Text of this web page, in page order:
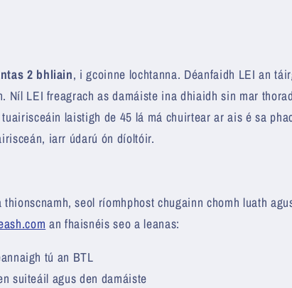
2 bhliain, i gcoinne lochtanna. Déanfaidh LEI an
Níl LEI freagrach as damáiste ina dhiaidh sin mar
laistigh de 45 lá má chuirtear ar ais é sa
iarr údarú ón díoltóir.
thionscnamh, seol ríomhphost chugainn chomh luath
an fhaisnéis seo a leanas:
tú an BTL
suiteáil agus den damáiste